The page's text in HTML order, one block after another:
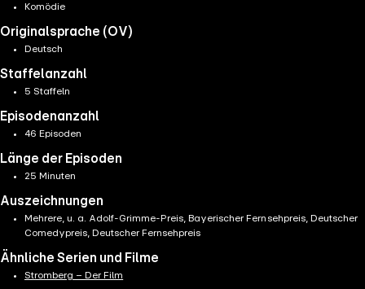
Komödie
Originalsprache (OV)
Deutsch
Staffelanzahl
5 Staffeln
Episodenanzahl
46 Episoden
Länge der Episoden
25 Minuten
Auszeichnungen
Mehrere, u. a. Adolf-Grimme-Preis, Bayerischer Fernsehpreis, Deutscher
Comedypreis, Deutscher Fernsehpreis
Ähnliche Serien und Filme
Stromberg – Der Film